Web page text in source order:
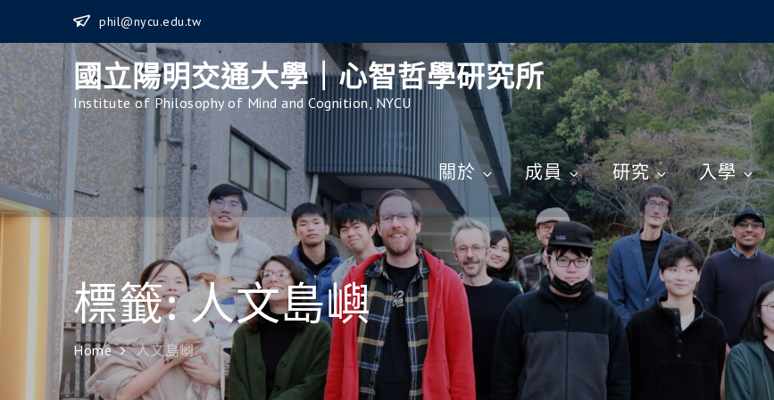
content
phil@nycu.edu.tw
國立陽明交通大學｜心智哲學研究所
Institute of Philosophy of Mind and Cognition, NYCU
關於 成員 研究 入學
標籤:人文島嶼
Home 人文島嶼